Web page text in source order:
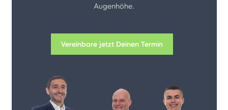
Augenhöhe.
Vereinbare jetzt Deinen Termin